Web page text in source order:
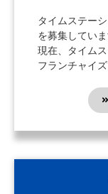
タイムステー
を募集していま
現在、タイム
フランチャイ